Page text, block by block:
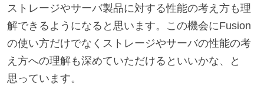
ストレージやサーバ製品に対する性能の考え方も理
解できるようになると思います。この機会にFusion
の使い方だけでなくストレージやサーバの性能の考
え方への理解も深めていただけるといいかな、と
思っています。